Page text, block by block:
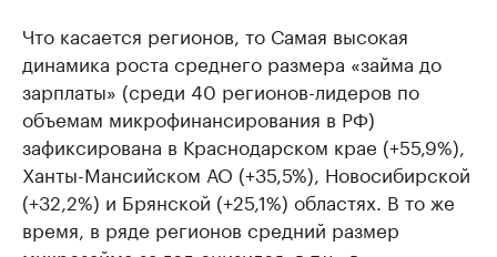
Что касается регионов, то Самая высокая
динамика роста среднего размера «займа до
зарплаты» (среди 40 регионов-лидеров по
объемам микрофинансирования в РФ)
зафиксирована в Краснодарском крае (+55,9%),
Ханты-Мансийском АО (+35,5%), Новосибирской
(+32,2%) и Брянской (+25,1%) областях. В то же
время, в ряде регионов средний размер